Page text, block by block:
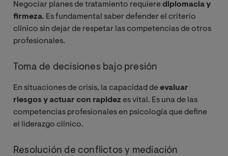
Negociar planes de tratamiento requierediplomacia y
firmeza. Es fundamental saber defender el criterio
clínico sin dejar de respetar las competencias de otros
profesionales.
Toma de decisiones bajo presión
En situaciones de crisis, la capacidad deevaluar
riesgos y actuar con rapidez es vital. Es una de las
competencias profesionales en psicología que define
el liderazgo clínico.
Resolución de conflictos y mediación